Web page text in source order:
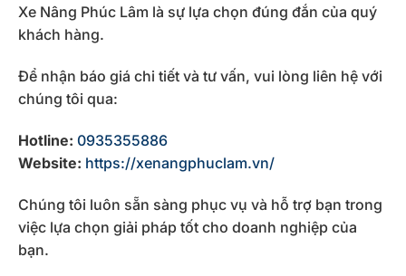
Xe Nâng Phúc Lâm là sự lựa chọn đúng đắn của quý
khách hàng.
Để nhận báo giá chi tiết và tư vấn, vui lòng liên hệ với
chúng tôi qua:
Hotline: 0935355886
Website: https://xenangphuclam.vn/
Chúng tôi luôn sẵn sàng phục vụ và hỗ trợ bạn trong
việc lựa chọn giải pháp tốt cho doanh nghiệp của
bạn.